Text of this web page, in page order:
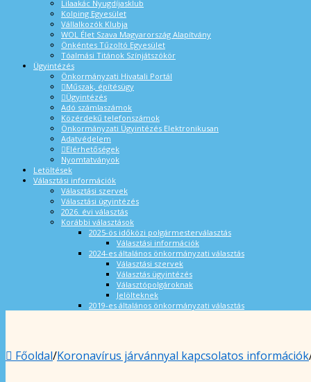
Lilaakác Nyugdíjasklub
Kolping Egyesület
Vállalkozók Klubja
WOL Élet Szava Magyarország Alapítvány
Önkéntes Tűzoltó Egyesület
Tóalmási Titánok Színjátszókör
Ügyintézés
Önkormányzati Hivatali Portál
Műszak, építésügy
Ügyintézés
Adó számlaszámok
Közérdekű telefonszámok
Önkormányzati Ügyintézés Elektronikusan
Adatvédelem
Elérhetőségek
Nyomtatványok
Letöltések
Választási információk
Választási szervek
Választási ügyintézés
2026. évi választás
Korábbi választások
2025-ös időközi polgármesterválasztás
Választási információk
2024-es általános önkormányzati választás
Választási szervek
Választás ügyintézés
Választópolgároknak
Jelölteknek
2019-es általános önkormányzati választás
Főoldal/Koronavírus járvánnyal kapcsolatos információk